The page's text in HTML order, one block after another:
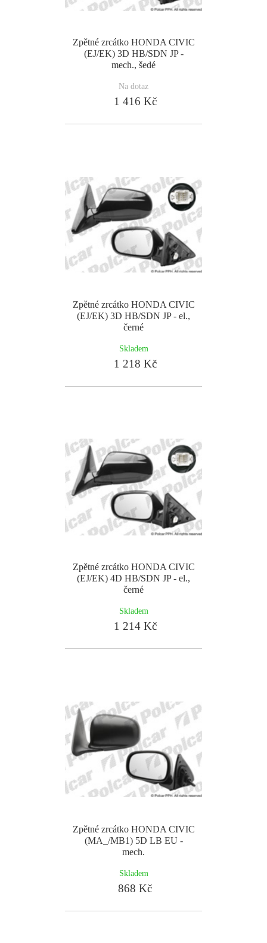
Zpětné zrcátko HONDA CIVIC
(EJ/EK) 3D HB/SDN JP -
mech., šedé
Na dotaz
1 416 Kč
Zpětné zrcátko HONDA CIVIC
(EJ/EK) 3D HB/SDN JP - el.,
černé
Skladem
1 218 Kč
Zpětné zrcátko HONDA CIVIC
(EJ/EK) 4D HB/SDN JP - el.,
černé
Skladem
1 214 Kč
Zpětné zrcátko HONDA CIVIC
(MA_/MB1) 5D LB EU -
mech.
Skladem
868 Kč